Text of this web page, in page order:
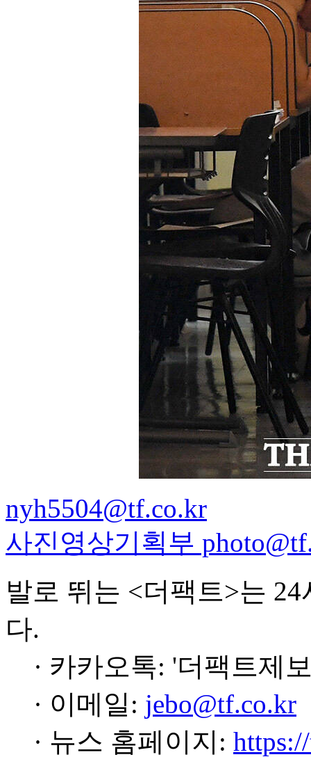
nyh5504@tf.co.kr
사진영상기획부
발로 뛰는 <더팩트>는
다.
· 카카오톡: '더팩트제
· 이메일: jebo@tf.co.kr
· 뉴스 홈페이지: